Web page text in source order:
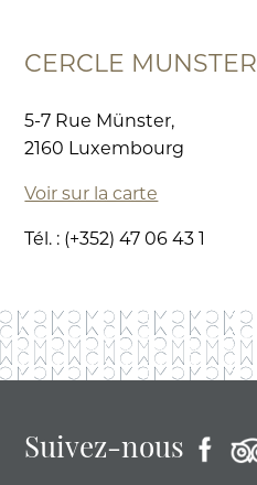
CERCLE MUNSTER
5-7 Rue Münster,
2160 Luxembourg
Voir sur la carte
Tél. : (+352) 47 06 43 1
Suivez-nous